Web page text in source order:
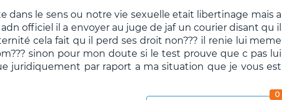
dans le sens ou notre vie sexuelle etait libertinage mais a
officiel il a envoyer au juge de jaf un courier disant qu il
cela fait qu il perd ses droit non??? il renie lui meme
sinon pour mon doute si le test prouve que c pas lui
juridiquement par raport a ma situation que je vous est
0